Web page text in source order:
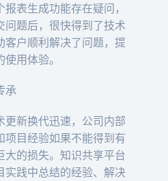
表生成功能存在疑问，
问题后，很快得到了技术
客户顺利解决了问题，提
用体验。
承
更新换代迅速，公司内部
项目经验如果不能得到有
大的损失。知识共享平台
实践中总结的经验、解决